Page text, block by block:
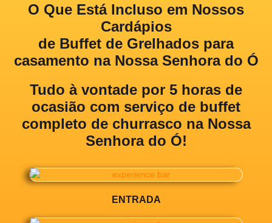
O Que Está Incluso em Nossos
Cardápios
de Buffet de Grelhados para
casamento na Nossa Senhora do Ó
Tudo à vontade por 5 horas de
ocasião com serviço de buffet
completo de churrasco na Nossa
Senhora do Ó!
ENTRADA